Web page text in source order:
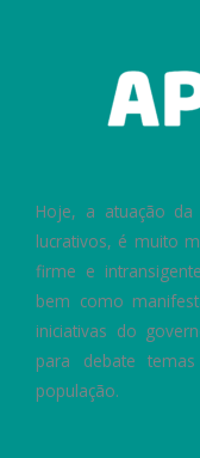
Hoje, a atuação da
lucrativos, é muito
firme e
bem como
iniciativas do
para debate
população.